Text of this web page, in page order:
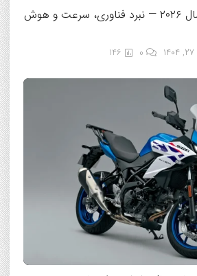
بهترین خودروهای سال ۲۰۲۶ — نبرد فناوری، سرعت و هوش
146